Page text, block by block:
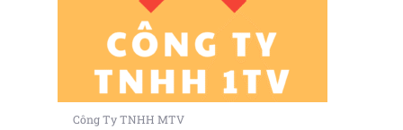
Công Ty TNHH MTV